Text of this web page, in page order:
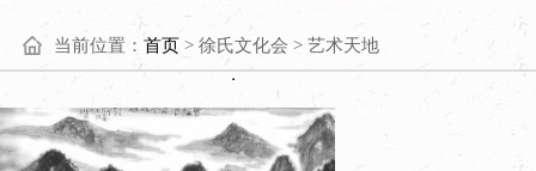
当前位置： 首页 > 徐氏文化会 > 艺术天地